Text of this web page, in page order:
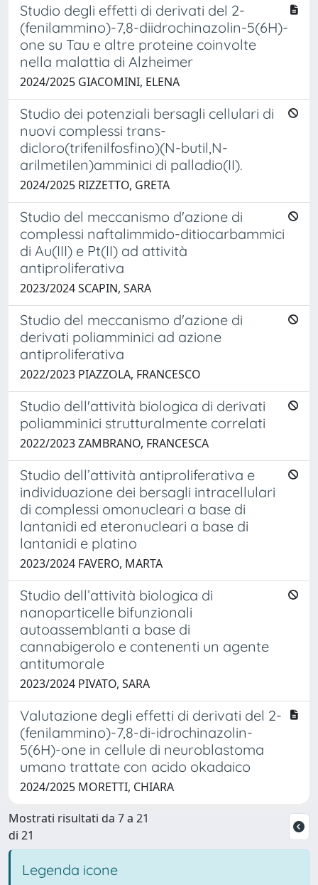
Studio degli effetti di derivati del 2-
(fenilammino)-7,8-diidrochinazolin-5(6H)-
one su Tau e altre proteine coinvolte
nella malattia di Alzheimer ​
2024/2025 GIACOMINI, ELENA
Studio dei potenziali bersagli cellulari di
nuovi complessi trans-
dicloro(trifenilfosfino)(N-butil,N-
arilmetilen)amminici di palladio(II).
2024/2025 RIZZETTO, GRETA
Studio del meccanismo d'azione di
complessi naftalimmido-ditiocarbammici
di Au(III) e Pt(II) ad attività
antiproliferativa
2023/2024 SCAPIN, SARA
Studio del meccanismo d'azione di
derivati poliamminici ad azione
antiproliferativa
2022/2023 PIAZZOLA, FRANCESCO
Studio dell'attività biologica di derivati
poliamminici strutturalmente correlati
2022/2023 ZAMBRANO, FRANCESCA
Studio dell’attività antiproliferativa e
individuazione dei bersagli intracellulari
di complessi omonucleari a base di
lantanidi ed eteronucleari a base di
lantanidi e platino
2023/2024 FAVERO, MARTA
Studio dell’attività biologica di
nanoparticelle bifunzionali
autoassemblanti a base di
cannabigerolo e contenenti un agente
antitumorale
2023/2024 PIVATO, SARA
Valutazione degli effetti di derivati del 2-
(fenilammino)-7,8-di-idrochinazolin-
5(6H)-one in cellule di neuroblastoma
umano trattate con acido okadaico
2024/2025 MORETTI, CHIARA
Mostrati risultati da 7 a 21
di 21
Legenda icone